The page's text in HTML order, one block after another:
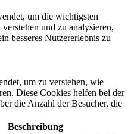
um die wichtigsten
und zu analysieren,
besseres Nutzererlebnis zu
um zu verstehen, wie
Diese Cookies helfen bei der
die Anzahl der Besucher, die
Beschreibung